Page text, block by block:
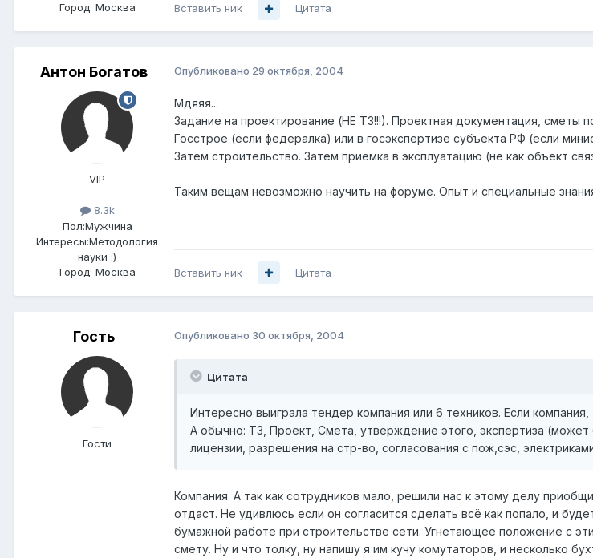
Город: Москва Вставить ник Цитата
Антон Богатов
VIP
8.3k
Пол:Мужчина
Интересы:Методология
науки :)
Город: Москва
Опубликовано 29 октября, 2004
Мдяяя...
Задание на проектирование (НЕ ТЗ!!!). Проектная документация, сметы
Госстрое (если федералка) или в госэкспертизе субъекта РФ (если
Затем строительство. Затем приемка в эксплуатацию (не как объект
Таким вещам невозможно научить на форуме. Опыт и специальные
Вставить ник Цитата
Гость
Гости
Опубликовано 30 октября, 2004
Цитата
Интересно выиграла тендер компания или 6 техников. Если
А обычно: ТЗ, Проект, Смета, утверждение этого, экспертиза
лицензии, разрешения на стр-во, согласования с пож,сэс,
Компания. А так как сотрудников мало, решили нас к этому делу
отдаст. Не удивлюсь если он согласится сделать всё как попало, и
бумажной работе при строительстве сети. Угнетающее положение с
смету. Ну и что толку, ну напишу я им кучу комутаторов, и несколько